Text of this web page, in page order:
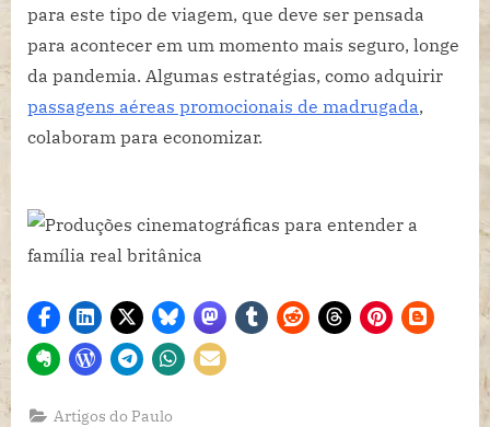
para este tipo de viagem, que deve ser pensada
para acontecer em um momento mais seguro, longe
da pandemia. Algumas estratégias, como adquirir
passagens aéreas promocionais de madrugada,
colaboram para economizar.
Artigos do Paulo